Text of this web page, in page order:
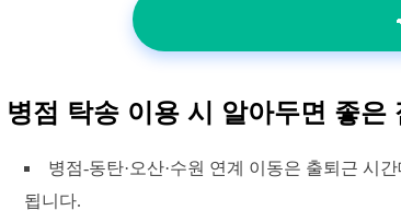
병점 탁송 이용 시 알아두면 좋은
병점-동탄·오산·수원 연계 이동은 출퇴근 시
됩니다.